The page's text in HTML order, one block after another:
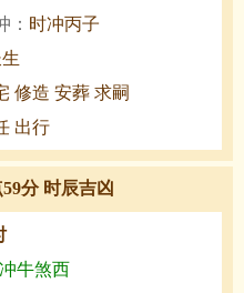
： 时冲丙子
修造 安葬 求嗣
出行
分 时辰吉凶
牛煞西